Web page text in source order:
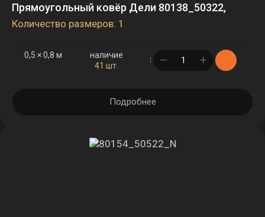
Прямоугольный ковёр Дели 80138_50322,
Количество размеров: 1
0,5 × 0,8 м
наличие
41 шт.
в корзине
Подробнее